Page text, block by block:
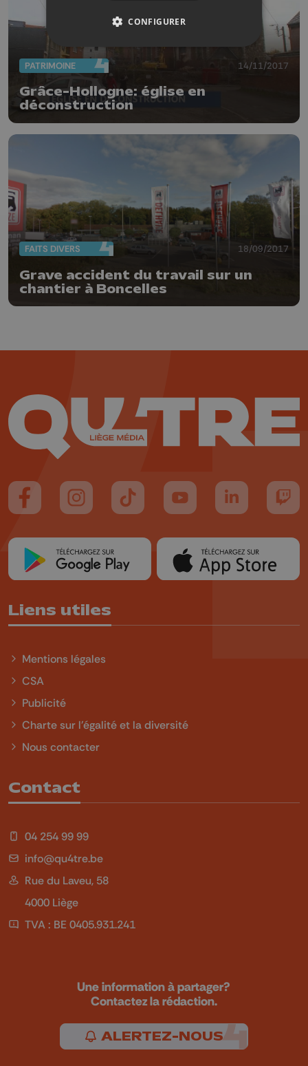
PATRIMOINE 14/11/2017
Grâce-Hollogne: église en
déconstruction
FAITS DIVERS 18/09/2017
Grave accident du travail sur un
chantier à Boncelles
Suivez-nous sur FaceBook
Suivez-nous sur Instagram
Suivez-nous sur TikTok
Suivez-nous sur YouTube
Suivez-nous
Liens utiles
Mentions légales
CSA
Publicité
Charte sur l'égalité et la diversité
Nous contacter
Contact
04 254 99 99
info@qu4tre.be
Rue du Laveu, 58
4000 Liège
TVA : BE 0405.931.241
Une information à partager?
Contactez la rédaction.
ALERTEZ-NOUS
CONFIGURER